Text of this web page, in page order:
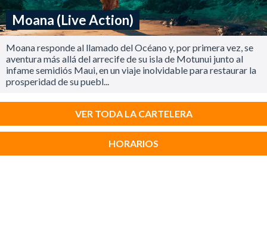
Moana (Live Action)
Moana responde al llamado del Océano y, por primera vez, se
aventura más allá del arrecife de su isla de Motunui junto al
infame semidiós Maui, en un viaje inolvidable para restaurar la
prosperidad de su puebl...
VER TODA LA CARTELERA
HORARIOS